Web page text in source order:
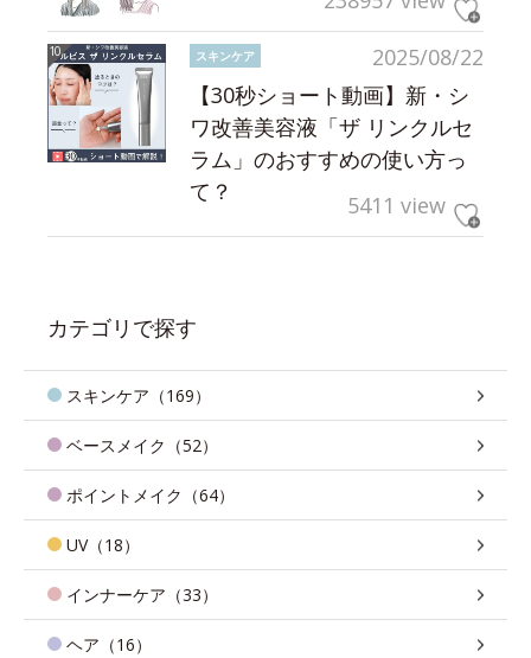
2025/08/22
スキンケア
【30秒ショート動画】新・シ
ワ改善美容液「ザ リンクルセ
ラム」のおすすめの使い方っ
て？
5411 view
カテゴリで探す
スキンケア（169）
ベースメイク（52）
ポイントメイク（64）
UV（18）
インナーケア（33）
ヘア（16）